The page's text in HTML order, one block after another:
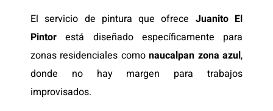
El servicio de pintura que ofrece Juanito El
Pintor está diseñado específicamente para
zonas residenciales comonaucalpan zona azul,
donde no hay margen para trabajos
improvisados.